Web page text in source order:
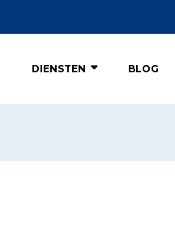
DIENSTEN BLOG